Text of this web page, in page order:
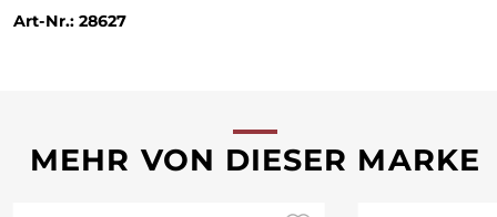
Art-Nr.: 28627
MEHR VON DIESER MARKE